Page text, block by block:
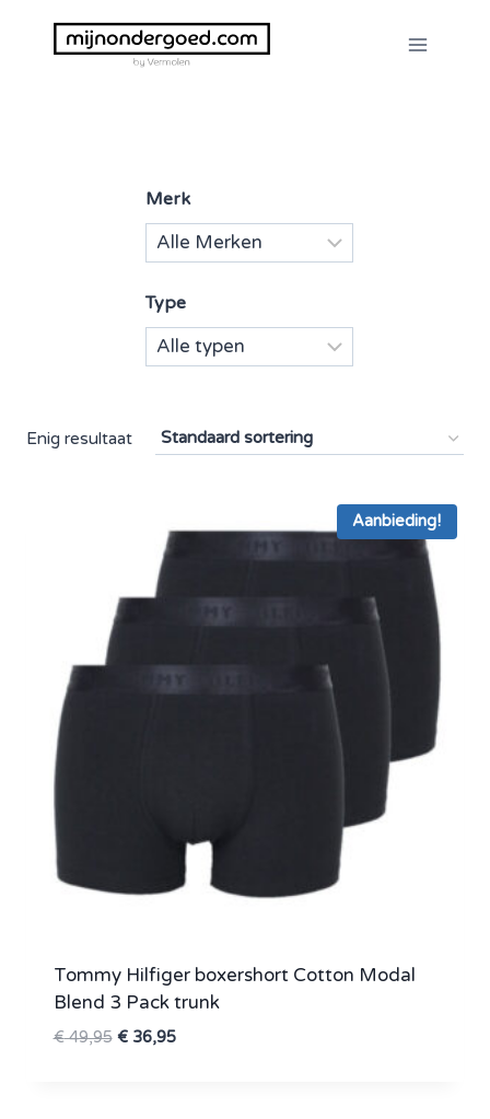
Enig resultaat
Aanbieding!
Tommy Hilfiger boxershort Cotton Modal
Blend 3 Pack trunk
€49,95 Oorspronkelijke
€36,95Huidige
Merk
Type